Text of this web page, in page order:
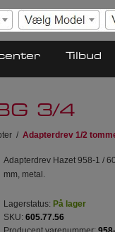
Tilbud
3/4
/ Adapterdrev 1/2
Adapterdrev Hazet 958-1 /
mm, metal.
Lagerstatus: På lager
SKU: 605.77.56